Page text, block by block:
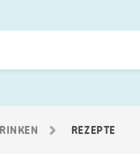
REZEPTE